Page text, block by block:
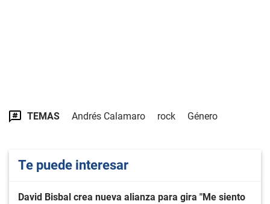
TEMAS Andrés Calamaro rock Género
Te puede interesar
David Bisbal crea nueva alianza para gira "Me siento